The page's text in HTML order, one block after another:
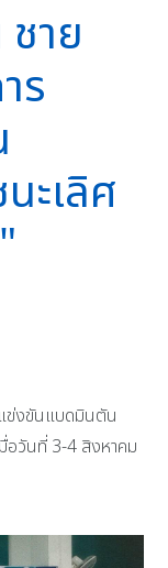
าย
ร
ะเลิศ
ข่งขันแบดมินตัน
อวันที่ 3-4 สิงหาคม